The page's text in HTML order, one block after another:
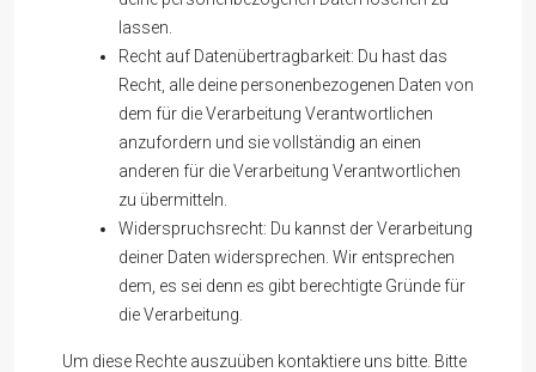
lassen.
Recht auf Datenübertragbarkeit: Du hast das
Recht, alle deine personenbezogenen Daten von
dem für die Verarbeitung Verantwortlichen
anzufordern und sie vollständig an einen
anderen für die Verarbeitung Verantwortlichen
zu übermitteln.
Widerspruchsrecht: Du kannst der Verarbeitung
deiner Daten widersprechen. Wir entsprechen
dem, es sei denn es gibt berechtigte Gründe für
die Verarbeitung.
Um diese Rechte auszuüben kontaktiere uns bitte. Bitte